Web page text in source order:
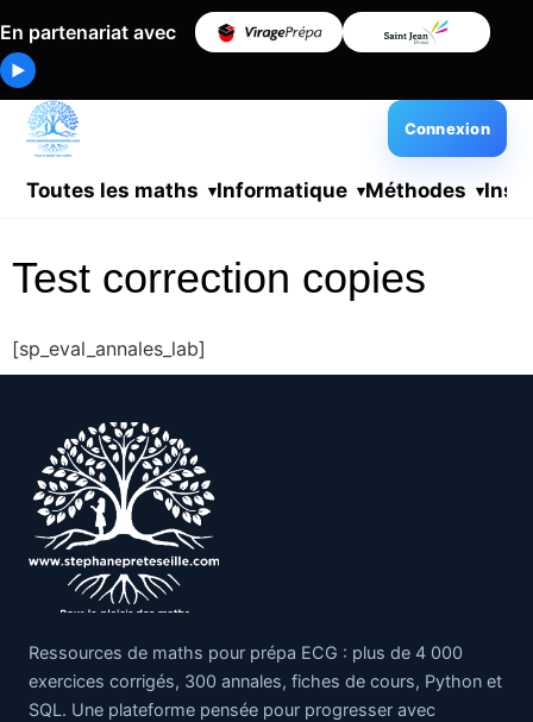
En partenariat avec
▶
Toutes les maths Informatique Méthodes
Connexion
Test correction copies
[sp_eval_annales_lab]
Ressources de maths pour prépa ECG : plus de 4 000
exercices corrigés, 300 annales, fiches de cours, Python et
SQL. Une plateforme pensée pour progresser avec